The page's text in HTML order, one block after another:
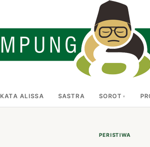
KATA ALISSA SASTRA SOROT
PERISTIWA